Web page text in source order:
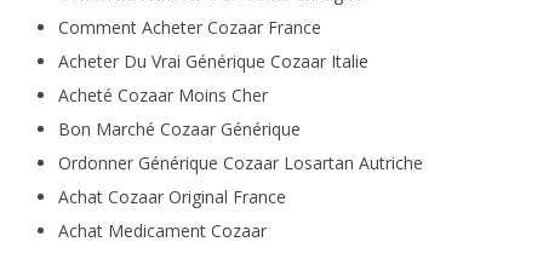
Comment Acheter Cozaar France
Acheter Du Vrai Générique Cozaar Italie
Acheté Cozaar Moins Cher
Bon Marché Cozaar Générique
Ordonner Générique Cozaar Losartan Autriche
Achat Cozaar Original France
Achat Medicament Cozaar